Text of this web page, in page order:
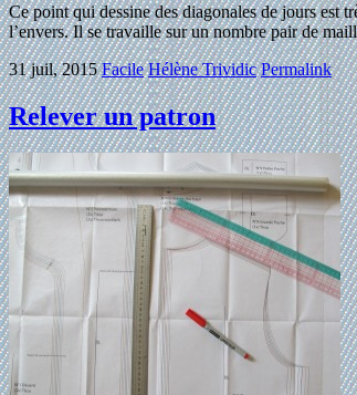
Ce point qui dessine des diagonales de jours est
l’envers. Il se travaille sur un nombre pair de
31 juil, 2015 Facile Hélène Trividic Permalink
Relever un patron